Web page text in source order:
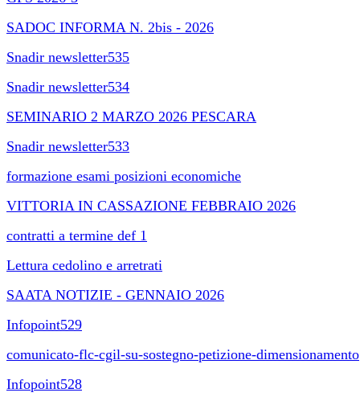
SADOC INFORMA N. 2bis - 2026
Snadir newsletter535
Snadir newsletter534
SEMINARIO 2 MARZO 2026 PESCARA
Snadir newsletter533
formazione esami posizioni economiche
VITTORIA IN CASSAZIONE FEBBRAIO 2026
contratti a termine def 1
Lettura cedolino e arretrati
SAATA NOTIZIE - GENNAIO 2026
Infopoint529
comunicato-flc-cgil-su-sostegno-petizione-dimensionamento
Infopoint528